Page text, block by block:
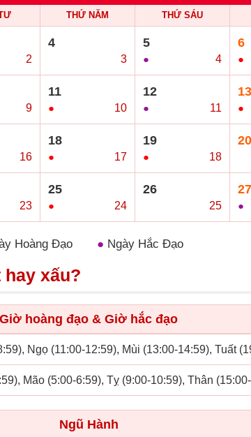
THỨ NĂM THỨ SÁU
2
4
3
5
● 4
6
●
9
11
● 10
12
● 11
13
●
16
18
● 17
19
● 18
20
23
25
● 24
26
25
27
●
Hoàng Đạo ● Ngày Hắc Đạo
hay xấu?
Giờ hoàng đạo & Giờ hắc đạo
Ngọ (11:00-12:59), Mùi (13:00-14:59), Tuất
Mão (5:00-6:59), Tỵ (9:00-10:59), Thân
Ngũ Hành